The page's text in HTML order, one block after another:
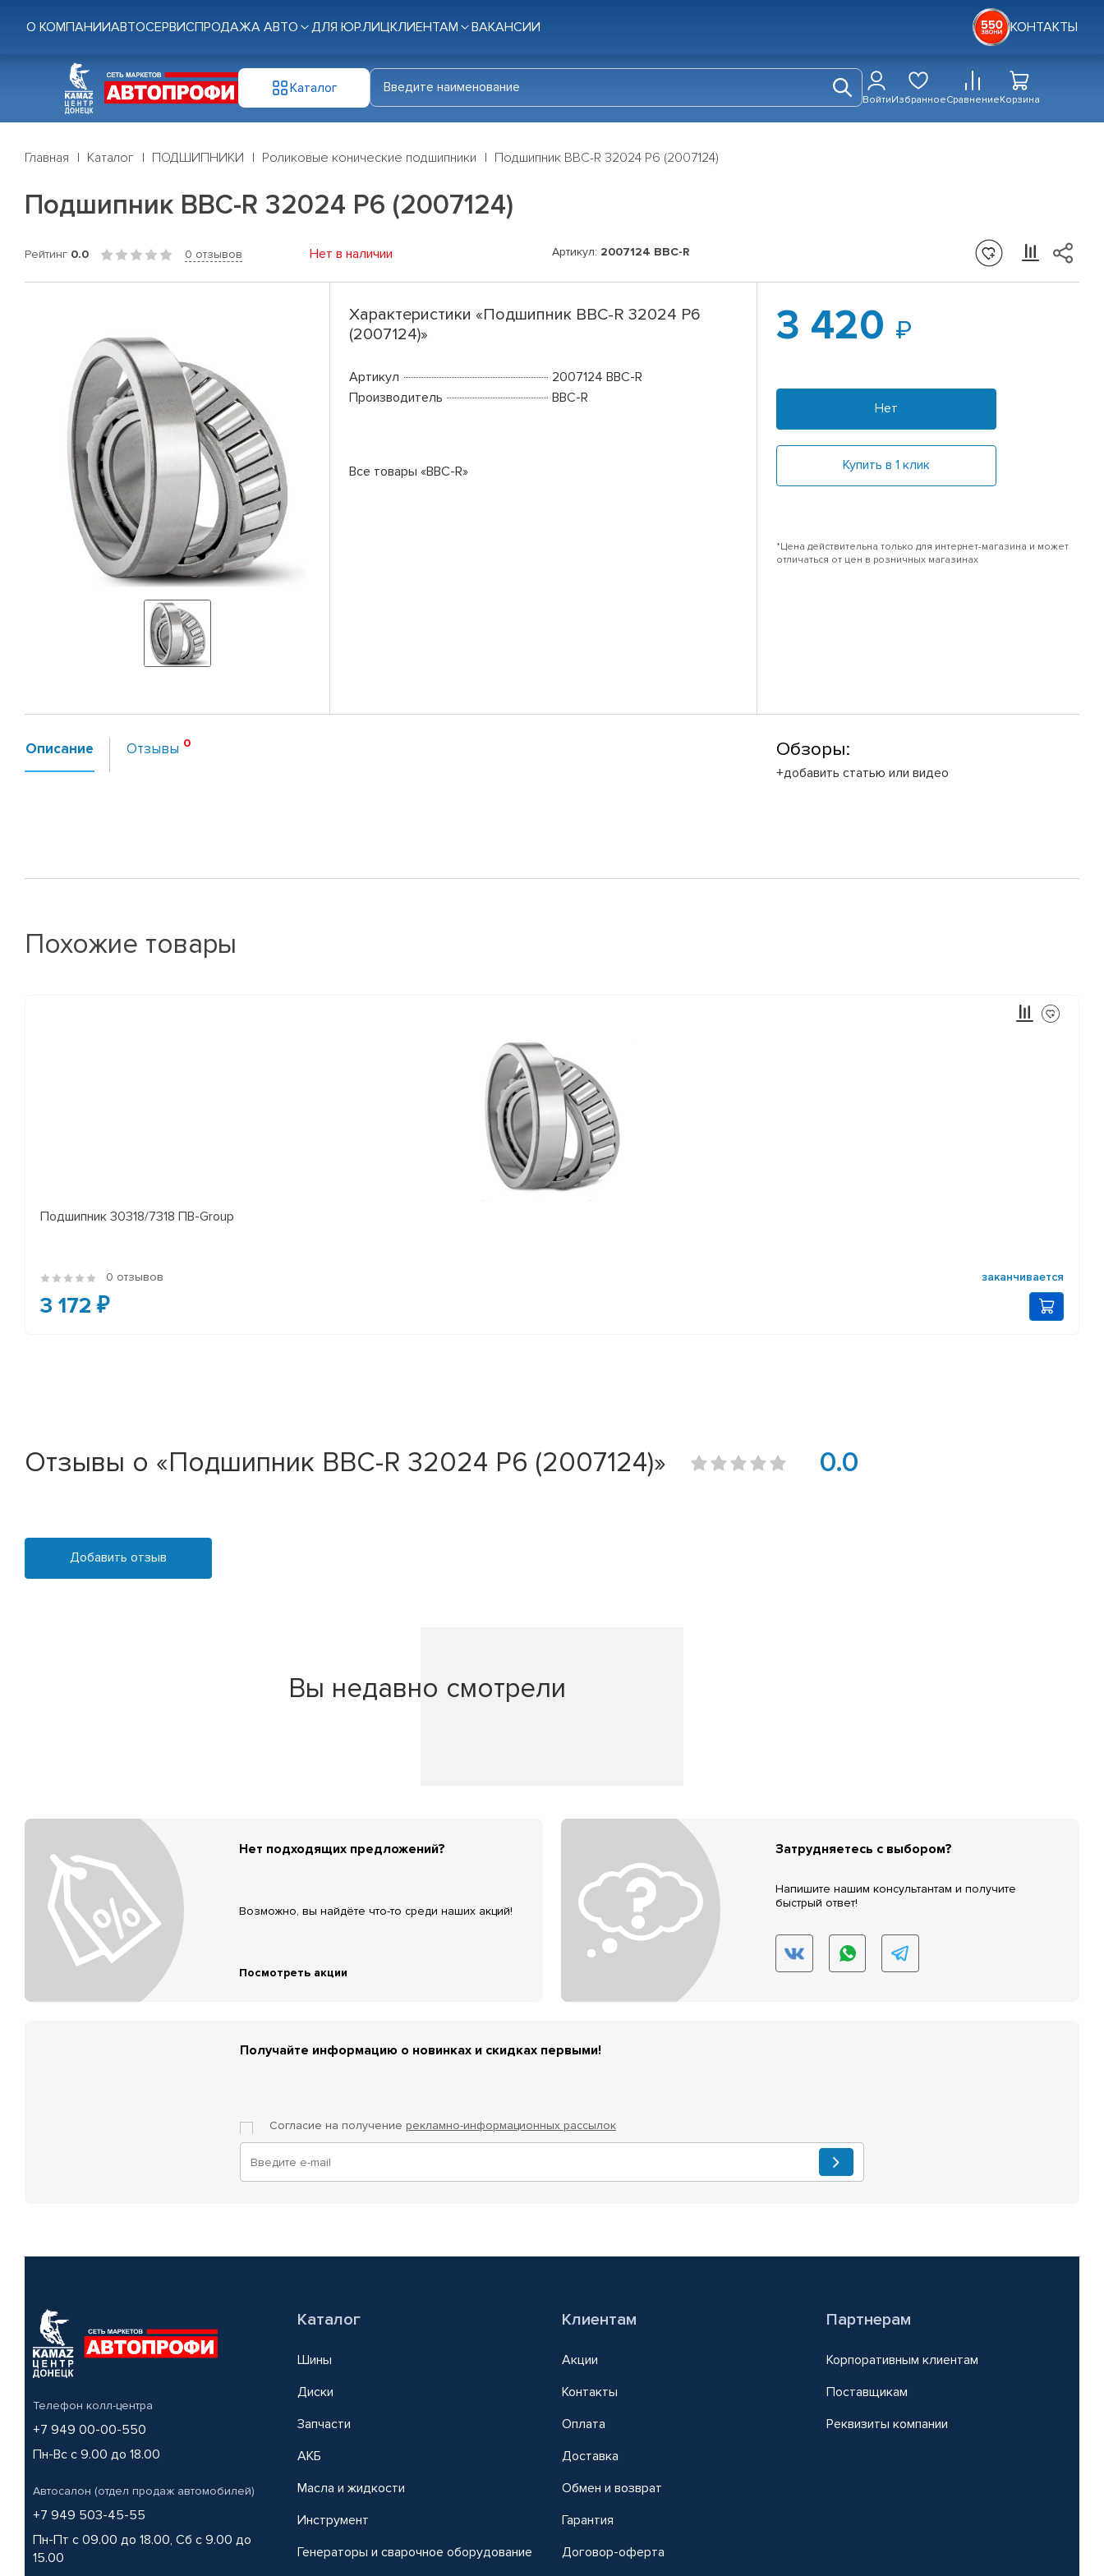
О КОМПАНИИАВТОСЕРВИСПРОДАЖА АВТО ДЛЯ ЮР.ЛИЦКЛИЕНТАМ ВАКАНСИИ КОНТАКТЫ
Каталог
ВойтиИзбранноеСравнениеКорзина
Главная Каталог ПОДШИПНИКИ Роликовые конические подшипники Подшипник BBC-R 32024 P6 (2007124)
Подшипник BBC-R 32024 P6 (2007124)
Рейтинг 0.0 0 отзывов Нет в наличии Артикул: 2007124 BBC-R
Характеристики «Подшипник BBC-R 32024 P6
(2007124)»
Артикул
2007124 BBC-R
Производитель
BBC-R
Все товары «BBC-R»
3 420
Нет
Купить в 1 клик
*Цена действительна только для интернет-магазина и может
отличаться от цен в розничных магазинах
Описание Отзывы Обзоры:
+добавить статью или видео
Похожие товары
Подшипник 30318/7318 ПВ-Group
0 отзывов заканчивается
3 172 ₽
Отзывы о «Подшипник BBC-R 32024 P6 (2007124)» 0.0
Добавить отзыв
Вы недавно смотрели
Нет подходящих предложений?
Возможно, вы найдёте что-то среди наших акций!
Посмотреть акции
Затрудняетесь с выбором?
Напишите нашим консультантам и получите
быстрый ответ!
Получайте информацию о новинках и скидках первыми!
Согласие на получение рекламно-информационных рассылок
Телефон колл-центра
+7 949 00-00-550
Пн-Вс с 9.00 до 18.00
Автосалон (отдел продаж автомобилей)
+7 949 503-45-55
Пн-Пт с 09.00 до 18.00, Сб с 9.00 до
15.00
Каталог
Шины
Диски
Запчасти
АКБ
Масла и жидкости
Инструмент
Генераторы и сварочное оборудование
Клиентам
Акции
Контакты
Оплата
Доставка
Обмен и возврат
Гарантия
Договор-оферта
Партнерам
Корпоративным клиентам
Поставщикам
Реквизиты компании